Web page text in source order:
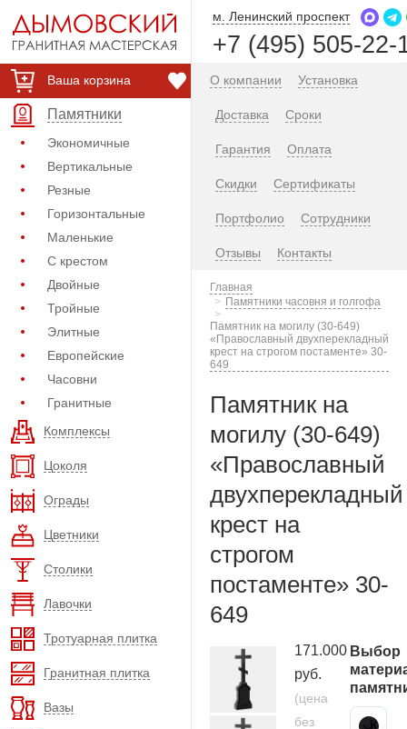
Ваша корзина
Памятники
Экономичные
Вертикальные
Резные
Горизонтальные
Маленькие
С крестом
Двойные
Тройные
Элитные
Европейские
Часовни
Гранитные
Комплексы
Цоколя
Ограды
Цветники
Столики
Лавочки
Тротуарная плитка
Гранитная плитка
Вазы
м. Ленинский проспект
+7 (495) 505-22-
О компании Установка
Доставка Сроки
Гарантия Оплата
Скидки Сертификаты
Портфолио Сотрудники
Отзывы Контакты
Главная
Памятники часовня и голгофа
Памятник на могилу (30-649)
«Православный двухперекладный
крест на строгом постаменте» 30-
649
Памятник на
могилу (30-649)
«Православный
двухперекладный
крест на
строгом
постаменте» 30-
649
171.000
руб.
(цена
без
Выбор
Карельский гранит